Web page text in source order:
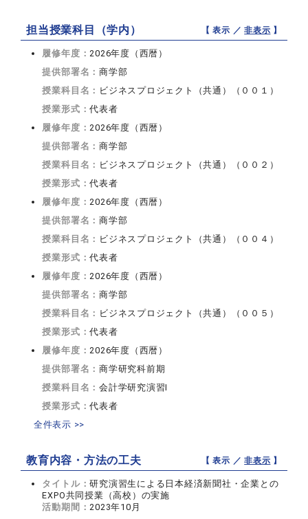
担当授業科目（学内） 【 表示 ／非表示 】
履修年度： 2026年度（西暦）
提供部署名：商学部
授業科目名： ビジネスプロジェクト（共通）（００１）
授業形式：代表者
履修年度： 2026年度（西暦）
提供部署名：商学部
授業科目名： ビジネスプロジェクト（共通）（００２）
授業形式：代表者
履修年度： 2026年度（西暦）
提供部署名：商学部
授業科目名： ビジネスプロジェクト（共通）（００４）
授業形式：代表者
履修年度： 2026年度（西暦）
提供部署名：商学部
授業科目名： ビジネスプロジェクト（共通）（００５）
授業形式：代表者
履修年度： 2026年度（西暦）
提供部署名：商学研究科前期
授業科目名：会計学研究演習I
授業形式：代表者
全件表示 >>
教育内容・方法の工夫 【 表示 ／非表示 】
タイトル：研究演習生による日本経済新聞社・企業との
EXPO共同授業（高校）の実施
活動期間： 2023年10月